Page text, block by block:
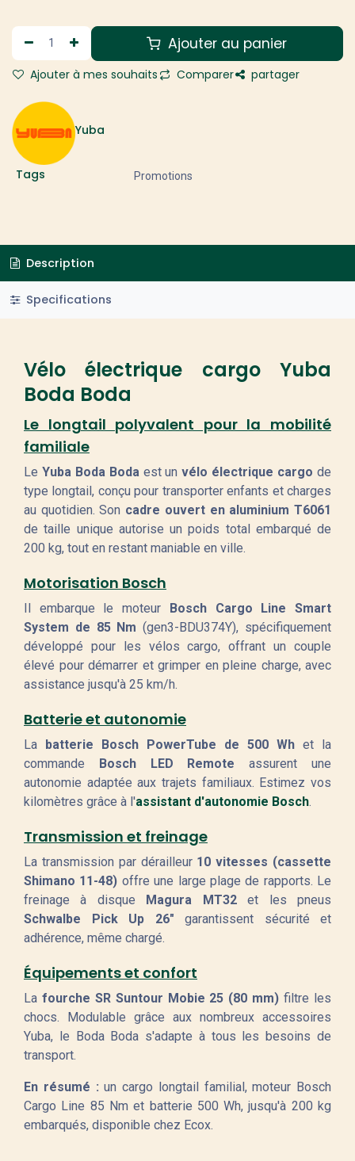
Ajouter au panier
Ajouter à mes souhaits Comparer partager
Yuba
Tags Promotions
Description
Specifications
Vélo électrique cargo Yuba
Boda Boda
Le longtail polyvalent pour la mobilité
familiale
Le Yuba Boda Bodaest unvélo électrique cargo de
type longtail, conçu pour transporter enfants et charges
au quotidien. Son cadre ouvert en aluminium T6061
de taille unique autorise un poids total embarqué de
200 kg, tout en restant maniable en ville.
Motorisation Bosch
Il embarque le moteur Bosch Cargo Line Smart
System de 85 Nm (gen3-BDU374Y), spécifiquement
développé pour les vélos cargo, offrant un couple
élevé pour démarrer et grimper en pleine charge, avec
assistance jusqu'à 25 km/h.
Batterie et autonomie
La batterie Bosch PowerTube de 500 Wh et la
commande Bosch LED Remote assurent une
autonomie adaptée aux trajets familiaux. Estimez vos
kilomètres grâce à l'assistant d'autonomie Bosch.
Transmission et freinage
La transmission par dérailleur 10 vitesses (cassette
Shimano 11-48) offre une large plage de rapports. Le
freinage à disque Magura MT32et les pneus
Schwalbe Pick Up 26" garantissent sécurité et
adhérence, même chargé.
Équipements et confort
La fourche SR Suntour Mobie 25 (80 mm) filtre les
chocs. Modulable grâce aux nombreux accessoires
Yuba, le Boda Boda s'adapte à tous les besoins de
transport.
En résumé : un cargo longtail familial, moteur Bosch
Cargo Line 85 Nm et batterie 500 Wh, jusqu'à 200 kg
embarqués, disponible chez Ecox.